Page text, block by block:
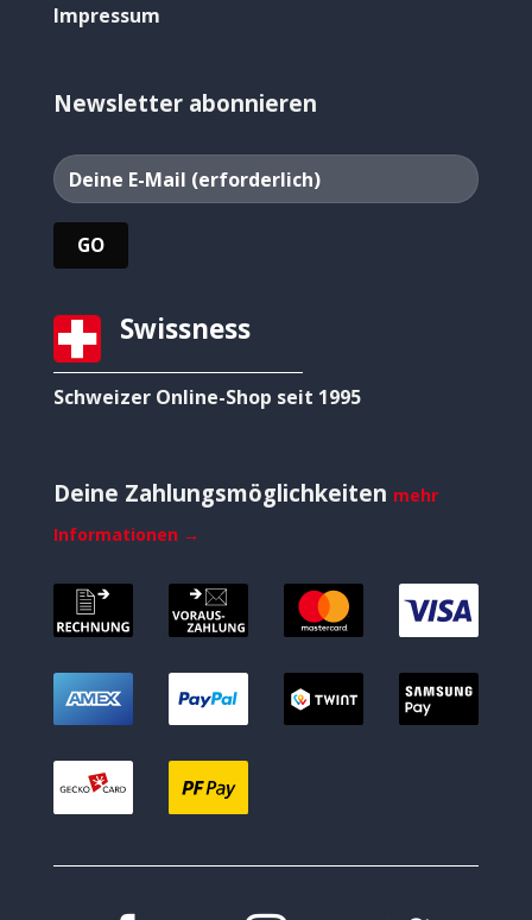
Impressum
Newsletter abonnieren
Swissness
Schweizer Online-Shop seit 1995
Deine Zahlungsmöglichkeiten mehr
Informationen →